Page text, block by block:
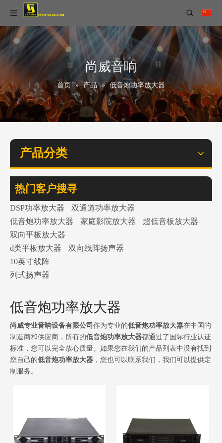
尚威音响
首页 » 产品 » 低音炮功率放大器
产品分类
热门客户搜寻
DSP功率放大器
双通道功率放大器
低音炮功率放大器
家庭影院放大器
超低音板放大器
双向平板放大器
d类平板放大器
双向线阵扬声器
10英寸线阵
列式扬声器
低音炮功率放大器
尚威专业音响设备有限公司 作为专业的低音炮功率放大器在中国的
制造商和供应商，所有的低音炮功率放大器都通过了国际行业认证
标准，您可以完全放心质量。如果您在我们的产品列表中没有找到
您自己的低音炮功率放大器 ，您也可以联系我们，我们可以提供定
制服务。